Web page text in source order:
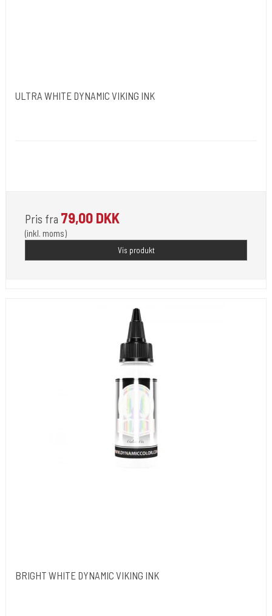
ULTRA WHITE DYNAMIC VIKING INK
Pris fra 79,00 DKK
(inkl. moms)
Vis produkt
BRIGHT WHITE DYNAMIC VIKING INK